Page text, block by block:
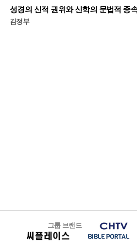
성경의 신적 권위와 신학의 문법적 종
김정부
그룹 브랜드